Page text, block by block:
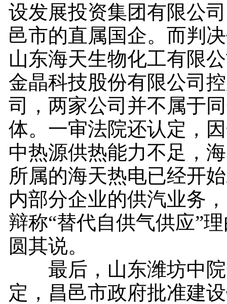
设发展投资集团有限公
邑市的直属国企。而判
山东海天生物化工有限
金晶科技股份有限公司
司，两家公司并不属于
体。一审法院还认定，
中热源供热能力不足，
所属的海天热电已经开
内部分企业的供汽业务
辩称“替代自供气供应”
圆其说。
最后，山东潍坊中院
定，昌邑市政府批准建